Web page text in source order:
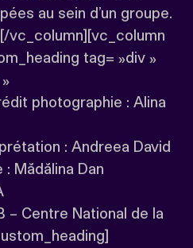
au sein d’un groupe.
vc_column][vc_column
tag= »div »
photographie : Alina
: Andreea David
Mădălina Dan
– Centre National de la